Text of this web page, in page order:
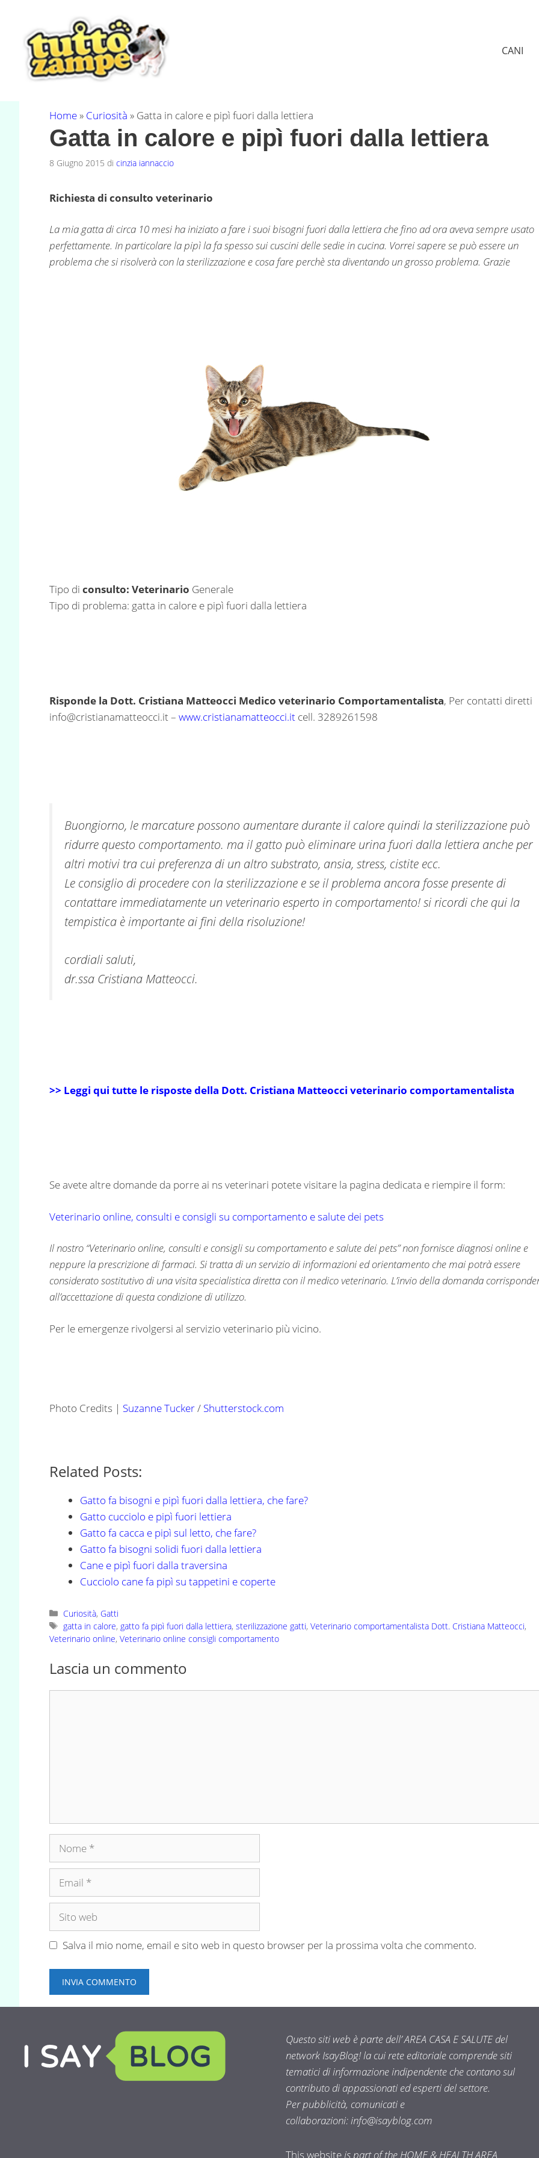
contenuto
CANI
Home» Curiosità » Gatta in calore e pipì fuori dalla lettiera
Gatta in calore e pipì fuori dalla lettiera
8 Giugno 2015 di cinzia iannaccio
Richiesta di consulto veterinario
La mia gatta di circa 10 mesi ha iniziato a fare i suoi bisogni fuori dalla lettiera che fino ad ora aveva sempre usato
perfettamente. In particolare la pipì la fa spesso sui cuscini delle sedie in cucina. Vorrei sapere se può essere un
problema che si risolverà con la sterilizzazione e cosa fare perchè sta diventando un grosso problema. Grazie
Tipo di consulto: Veterinario Generale
Tipo di problema: gatta in calore e pipì fuori dalla lettiera
Risponde la Dott. Cristiana Matteocci Medico veterinario Comportamentalista, Per contatti diretti
info@cristianamatteocci.it– www.cristianamatteocci.it cell. 3289261598
Buongiorno, le marcature possono aumentare durante il calore quindi la sterilizzazione può
ridurre questo comportamento. ma il gatto può eliminare urina fuori dalla lettiera anche per
altri motivi tra cui preferenza di un altro substrato, ansia, stress, cistite ecc.
Le consiglio di procedere con la sterilizzazione e se il problema ancora fosse presente di
contattare immediatamente un veterinario esperto in comportamento! si ricordi che qui la
tempistica è importante ai fini della risoluzione!
cordiali saluti,
dr.ssa Cristiana Matteocci.
>> Leggi qui tutte le risposte della Dott. Cristiana Matteocci veterinario comportamentalista
Se avete altre domande da porre ai ns veterinari potete visitare la pagina dedicata e riempire il form:
Veterinario online, consulti e consigli su comportamento e salute dei pets
Il nostro “Veterinario online, consulti e consigli su comportamento e salute dei pets” non fornisce diagnosi online e
neppure la prescrizione di farmaci. Si tratta di un servizio di informazioni ed orientamento che mai potrà essere
considerato sostitutivo di una visita specialistica diretta con il medico veterinario. L’invio della domanda
all’accettazione di questa condizione di utilizzo.
Per le emergenze rivolgersi al servizio veterinario più vicino.
Photo Credits | Suzanne Tucker/ Shutterstock.com
Related Posts:
Gatto fa bisogni e pipì fuori dalla lettiera, che fare?
Gatto cucciolo e pipì fuori lettiera
Gatto fa cacca e pipì sul letto, che fare?
Gatto fa bisogni solidi fuori dalla lettiera
Cane e pipì fuori dalla traversina
Cucciolo cane fa pipì su tappetini e coperte
Categorie
Curiosità, Gatti
Tag
gatta in calore, gatto fa pipì fuori dalla lettiera,sterilizzazione gatti,Veterinario comportamentalista Dott. Cristiana Matteocci,
Veterinario online, Veterinario online consigli comportamento
Lascia un commento
Nome
Email
Sito
Salva il mio nome, email e sito web in questo browser per la prossima volta che commento.
Questo siti web è parte dell’ AREA CASA E SALUTE del
network IsayBlog! la cui rete editoriale comprende siti
tematici di informazione indipendente che contano sul
contributo di appassionati ed esperti del settore.
Per pubblicità, comunicati e
collaborazioni: info@isayblog.com
This websiteis part of the HOME & HEALTH AREA